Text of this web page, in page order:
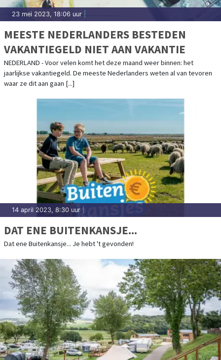
23 mei 2023, 18:06 uur
MEESTE NEDERLANDERS BESTEDEN
VAKANTIEGELD NIET AAN VAKANTIE
NEDERLAND - Voor velen komt het deze maand weer binnen: het
jaarlijkse vakantiegeld. De meeste Nederlanders weten al van tevoren
waar ze dit aan gaan [...]
14 april 2023, 8:30 uur
DAT ENE BUITENKANSJE...
Dat ene Buitenkansje... Je hebt 't gevonden!